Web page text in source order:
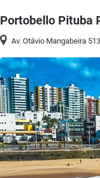
Portobello Pituba
Av. Otávio Mangabeira